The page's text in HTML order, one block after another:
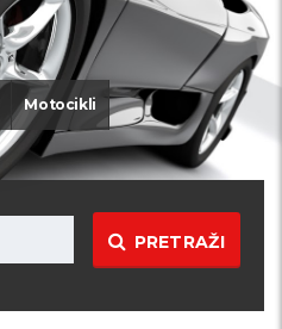
Motocikli
PRETRAŽI